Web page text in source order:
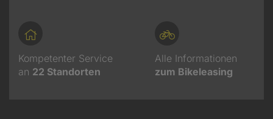
Kompetenter Service
an 22 Standorten
Alle Informationen
zum Bikeleasing